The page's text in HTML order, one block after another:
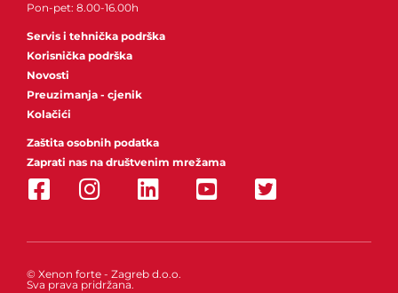
Pon-pet: 8.00-16.00h
Servis i tehnička podrška
Korisnička podrška
Novosti
Preuzimanja - cjenik
Kolačići
Zaštita osobnih podatka
Zaprati nas na društvenim mrežama
© Xenon forte - Zagreb d.o.o.
Sva prava pridržana.